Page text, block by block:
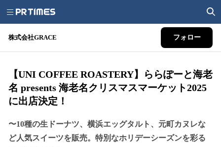
株式会社GRACE フォロー
【UNI COFFEE ROASTERY】ららぽーと海老
名 presents 海老名クリスマスマーケット2025
に出店決定！
〜10種の生ドーナツ、横浜エッグタルト、元町カヌレな
ど人気スイーツを販売。特別なホリデーシーズンを彩る